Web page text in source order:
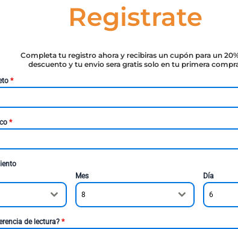
Registrate
Completa tu registro ahora y recibiras un cupón para un
descuento y tu envio sera gratis solo en tu primera
*
*
Mes
8
Día
6
de lectura? *